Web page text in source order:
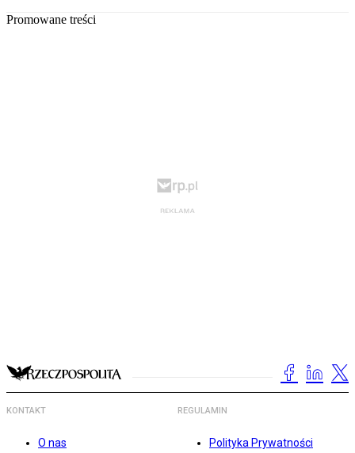
Promowane treści
KONTAKT
O nas
REGULAMIN
Polityka Prywatności